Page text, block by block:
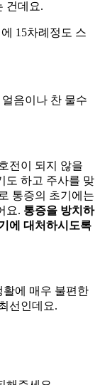
건데요.
15차례정도 스
얼음이나 찬 물수
전이 되지 않을
도 하고 주사를 맞
통증의 초기에는
요. 통증을 방치하
에 대처하시도록
에 매우 불편한
선인데요.